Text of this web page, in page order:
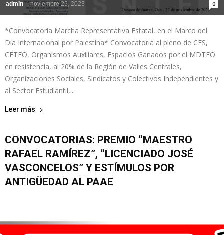
admin - noviembre 25, 2023 0
*Convocatoria Marcha Representativa Estatal, en el Marco del
Día Internacional por Palestina* Convocatoria al pleno de CES,
CETEO, Organismos Auxiliares, Espacios Ganados por el MDTEO
en resistencia, al 20% de la Región de Valles Centrales,
Organizaciones Sociales, Sindicatos y Colectivos Independientes y
al Sector Estudiantil,...
Leer más
CONVOCATORIAS: PREMIO “MAESTRO
RAFAEL RAMÍREZ”, “LICENCIADO JOSÉ
VASCONCELOS” Y ESTÍMULOS POR
ANTIGÜEDAD AL PAAE